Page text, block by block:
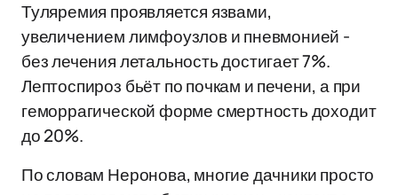
Туляремия проявляется язвами,
увеличением лимфоузлов и пневмонией -
без лечения летальность достигает 7%.
Лептоспироз бьёт по почкам и печени, а при
геморрагической форме смертность доходит
до 20%.
По словам Неронова, многие дачники просто